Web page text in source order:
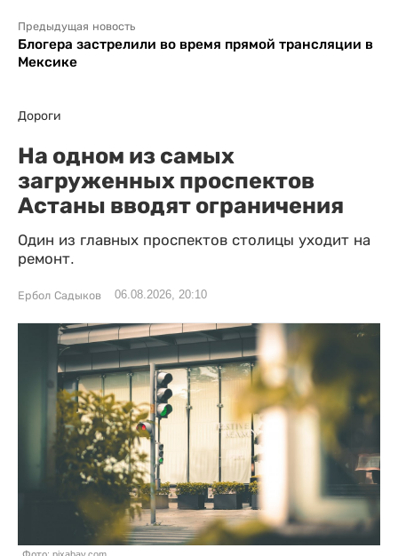
Предыдущая новость
Блогера застрелили во время прямой трансляции в
Мексике
Дороги
На одном из самых
загруженных проспектов
Астаны вводят ограничения
Один из главных проспектов столицы уходит на
ремонт.
Ербол Садыков 06.08.2026, 20:10